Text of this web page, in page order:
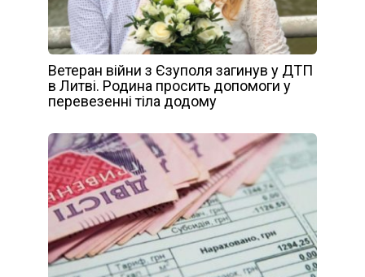
Ветеран війни з Єзуполя загинув у ДТП
в Литві. Родина просить допомоги у
перевезенні тіла додому